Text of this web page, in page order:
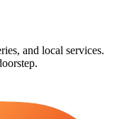
and local services.